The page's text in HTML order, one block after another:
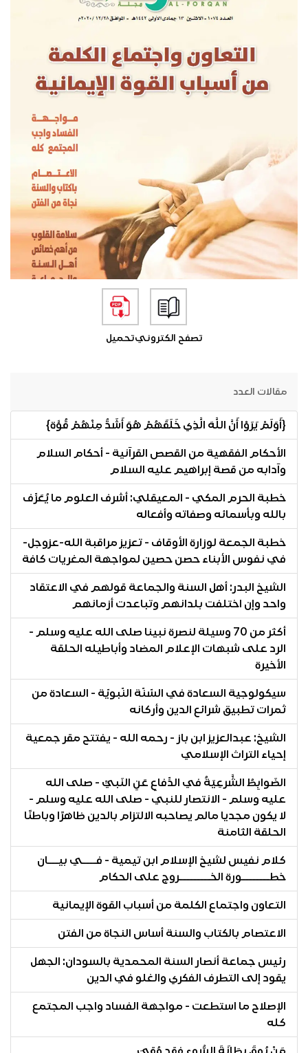
تصفح الكترونيتحميل
مقالات العدد
{أَوَلَمْ يَرَوْا أَنَّ اللَّهَ الَّذِي خَلَقَهُمْ هُوَ أَشَدُّ مِنْهُمْ قُوَّة}
الأحكام الفقهية من القصص القرآنية - أحكام السلام
وآدابه من قصة إبراهيم عليه السلام
خطبة الحرم المكي - المعيقلي: أشرف العلوم ما يُعَرِّف
بالله وبأسمائه وصفاته وأفعاله
خطبة الجمعة لوزارة الأوقاف - تعزيز مراقبة الله-عزوجل-
في نفوس الأبناء حصن حصين لمواجهة المغريات كافة
الشيخ البدر: أهل السنة والجماعة قولهم في الاعتقاد
واحد وإن اختلفت بلدانهم وتباعدت أزمانهم
أكثر من 70 وسيلة لنصرة نبينا صلى الله عليه وسلم -
الرد على شبهات الإعلام المضاد وأباطيله الحلقة
الأخيرة
سيكولوجية السعادة في السّنّة النّبويّة - السعادة من
ثمرات تطبيق شرائع الدين وأركانه
الشيخ: عبدالعزيز ابن باز - رحمه الله - يفتتح مقر جمعية
إحياء التراث الإسلامي
الضَوابِطُ الشَّرعِيَةُ في الدِّفاعِ عَنِ النَبيِّ - صلى الله
عليه وسلم - الانتصار للنبي - صلى الله عليه وسلم -
لا يكون مجديا مالم يصاحبه الالتزام بالدين ظاهرًا وباطنًا
الحلقة الثامنة
كلام نفيس لشيخ الإسلام ابن تيمية - فــــي بيـــان
خطــــــــورة الخـــــــــروج على الحكام
التعاون واجتماع الكلمة من أسباب القوة الإيمانية
الاعتصام بالكتاب والسنة أساس النجاة من الفتن
رئيس جماعة أنصار السنة المحمدية بالسودان: الجهل
يقود إلى التطرف الفكري والغلو في الدين
الإصلاح ما استطعت - مواجهة الفساد واجب المجتمع
كله